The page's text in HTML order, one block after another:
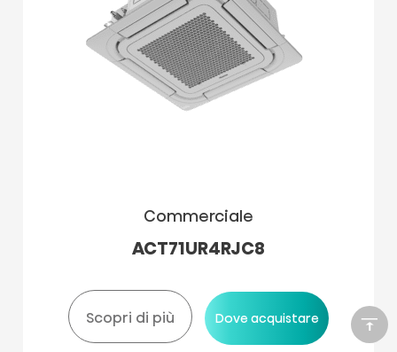
Commerciale
ACT71UR4RJC8
Scopri di più Dove acquistare